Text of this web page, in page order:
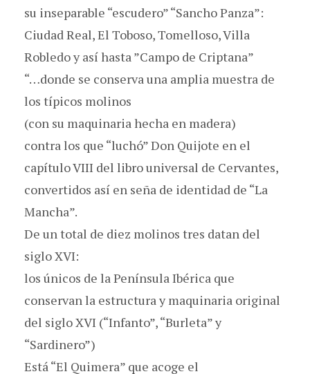
su inseparable “escudero” “Sancho Panza”:
Ciudad Real, El Toboso, Tomelloso, Villa
Robledo y así hasta ”Campo de Criptana”
“…donde se conserva una amplia muestra de
los típicos molinos
(con su maquinaria hecha en madera)
contra los que “luchó” Don Quijote en el
capítulo VIII del libro universal de Cervantes,
convertidos así en seña de identidad de “La
Mancha”.
De un total de diez molinos tres datan del
siglo XVI:
los únicos de la Península Ibérica que
conservan la estructura y maquinaria original
del siglo XVI (“Infanto”, “Burleta” y
“Sardinero”)
Está “El Quimera” que acoge el